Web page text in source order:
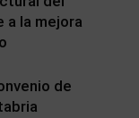
a la mejora
de